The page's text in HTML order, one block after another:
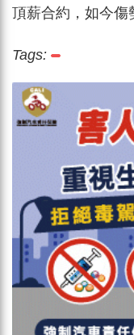
頂薪合約，如今傷
Tags: